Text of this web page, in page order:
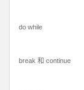
do while
break 和 continue